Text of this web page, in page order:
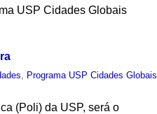
USP Cidades Globais
Programa USP Cidades Globais
(Poli) da USP, será o